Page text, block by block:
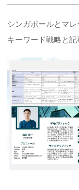
シンガポールとマ
キーワード戦略と記